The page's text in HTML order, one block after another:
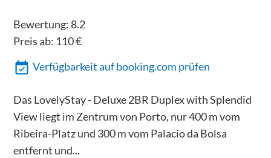
Bewertung: 8.2
Preis ab: 110€
Verfügbarkeit auf booking.com prüfen
Das LovelyStay - Deluxe 2BR Duplex with Splendid
View liegt im Zentrum von Porto, nur 400 m vom
Ribeira-Platz und 300 m vom Palacio da Bolsa
entfernt und...